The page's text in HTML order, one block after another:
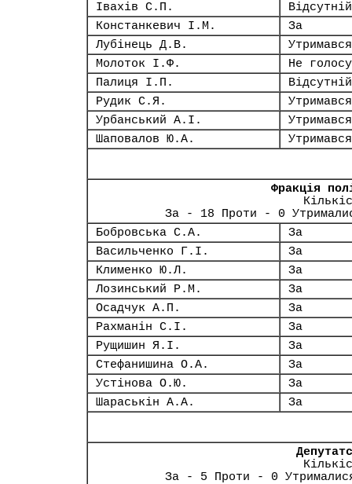
Івахів С.П.
Відсутній
Констанкевич І.М.
За
Лубінець Д.В.
Утримався
Молоток І.Ф.
Не
Палиця І.П.
Відсутній
Рудик С.Я.
Утримався
Урбанський А.І.
Утримався
Шаповалов Ю.А.
Утримався
Фракція
За - 18 Проти - 0
Бобровська С.А.
За
Васильченко Г.І.
За
Клименко Ю.Л.
За
Лозинський Р.М.
За
Осадчук А.П.
За
Рахманін С.І.
За
Рущишин Я.І.
За
Стефанишина О.А.
За
Устінова О.Ю.
За
Шараськін А.А.
За
За - 5 Проти - 0